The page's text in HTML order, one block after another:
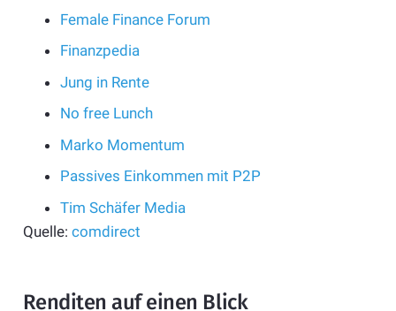
Female Finance Forum
Finanzpedia
Jung in Rente
No free Lunch
Marko Momentum
Passives Einkommen mit P2P
Tim Schäfer Media
Quelle: comdirect
Renditen auf einen Blick